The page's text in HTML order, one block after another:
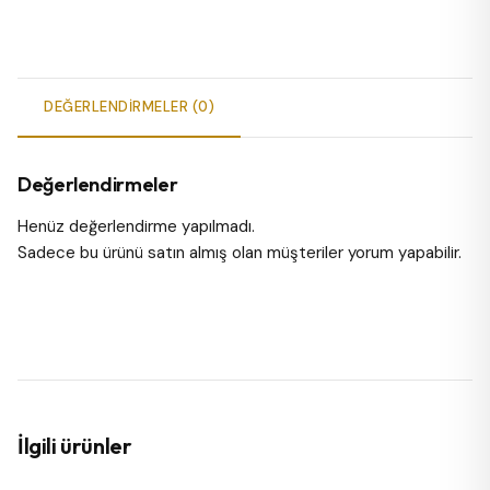
DEĞERLENDIRMELER (0)
Değerlendirmeler
Henüz değerlendirme yapılmadı.
Sadece bu ürünü satın almış olan müşteriler yorum yapabilir.
İlgili ürünler